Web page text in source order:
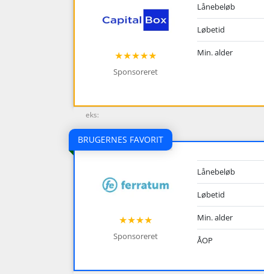
★★★★★
Sponsoreret
Lånebeløb
Løbetid
Min. alder
eks:
BRUGERNES FAVORIT
★★★★
Sponsoreret
Lånebeløb
Løbetid
Min. alder
ÅOP